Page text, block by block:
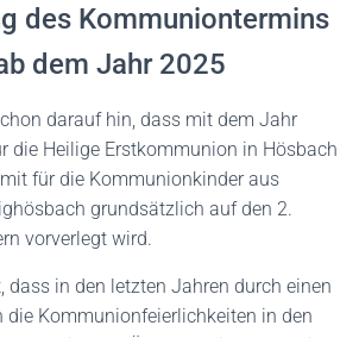
des Kommuniontermins
dem Jahr 2025
darauf hin, dass mit dem Jahr
die Heilige Erstkommunion in Hösbach
für die Kommunionkinder aus
grundsätzlich auf den 2.
vorverlegt wird.
dass in den letzten Jahren durch einen
die Kommunionfeierlichkeiten in den